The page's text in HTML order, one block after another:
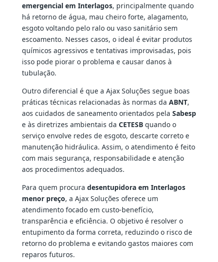
emergencial em Interlagos, principalmente quando
há retorno de água, mau cheiro forte, alagamento,
esgoto voltando pelo ralo ou vaso sanitário sem
escoamento. Nesses casos, o ideal é evitar produtos
químicos agressivos e tentativas improvisadas, pois
isso pode piorar o problema e causar danos à
tubulação.
Outro diferencial é que a Ajax Soluções segue boas
práticas técnicas relacionadas às normas da ABNT,
aos cuidados de saneamento orientados pela Sabesp
e às diretrizes ambientais da CETESBquando o
serviço envolve redes de esgoto, descarte correto e
manutenção hidráulica. Assim, o atendimento é feito
com mais segurança, responsabilidade e atenção
aos procedimentos adequados.
Para quem procura desentupidora em Interlagos
menor preço, a Ajax Soluções oferece um
atendimento focado em custo-benefício,
transparência e eficiência. O objetivo é resolver o
entupimento da forma correta, reduzindo o risco de
retorno do problema e evitando gastos maiores com
reparos futuros.